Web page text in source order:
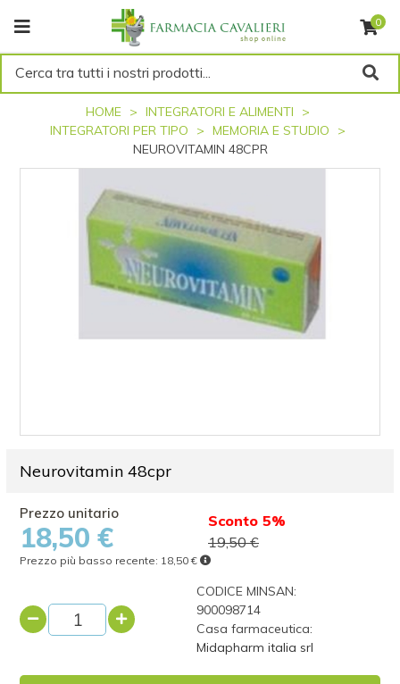
0
Cerca tra tutti i nostri prodotti...
HOME
INTEGRATORI E ALIMENTI
INTEGRATORI PER TIPO
MEMORIA E STUDIO
NEUROVITAMIN 48CPR
Neurovitamin 48cpr
18,50 €
Sconto 5%
19,50 €
Prezzo più basso recente: 18,50 €
CODICE MINSAN:
900098714
Casa farmaceutica:
Midapharm italia srl